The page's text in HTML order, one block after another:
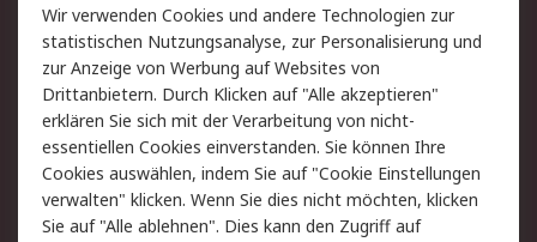
Rücksendungen
Kontakt
Hilfe
Privatkunden
Rechtliches
AGB
Datenschutz
Cookie-Richtlinie
Zahlungsbedingungen
Copyright/Impressum
Entsorgung
Wir verwenden Cookies und andere Technologien zur
statistischen Nutzungsanalyse, zur Personalisierung und
zur Anzeige von Werbung auf Websites von
Drittanbietern. Durch Klicken auf "Alle akzeptieren"
erklären Sie sich mit der Verarbeitung von nicht-
essentiellen Cookies einverstanden. Sie können Ihre
Cookies auswählen, indem Sie auf "Cookie Einstellungen
verwalten" klicken. Wenn Sie dies nicht möchten, klicken
Sie auf "Alle ablehnen". Dies kann den Zugriff auf